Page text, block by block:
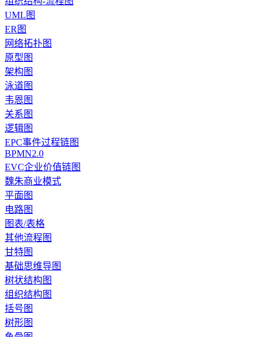
UML图
ER图
网络拓扑图
原型图
架构图
泳道图
韦恩图
关系图
逻辑图
EPC事件过程链图
BPMN2.0
EVC企业价值链图
魏朱商业模式
平面图
电路图
图表/表格
其他流程图
甘特图
基础思维导图
树状结构图
组织结构图
括号图
树形图